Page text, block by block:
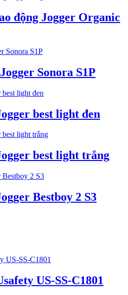
động Jogger Organic
Sonora S1P
best light đen
best light trắng
Bestboy 2 S3
US-SS-C1801